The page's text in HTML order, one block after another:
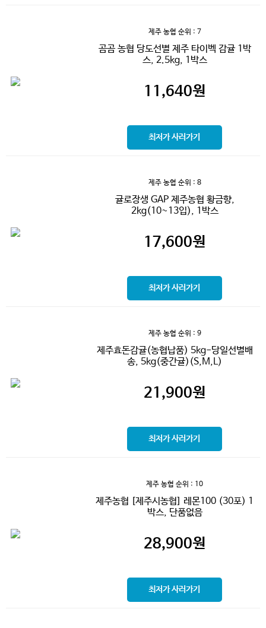
제주 농협 순위 : 7
곰곰 농협 당도선별 제주 타이벡 감귤 1박
스, 2.5kg, 1박스
11,640원
최저가 사러가기
제주 농협 순위 : 8
귤로장생 GAP 제주농협 황금향,
2kg(10~13입), 1박스
17,600원
최저가 사러가기
제주 농협 순위 : 9
제주효돈감귤(농협납품) 5kg-당일선별배
송, 5kg(중간귤)(S,M,L)
21,900원
최저가 사러가기
제주 농협 순위 : 10
제주농협 [제주시농협] 레몬100 (30포) 1
박스, 단품없음
28,900원
최저가 사러가기